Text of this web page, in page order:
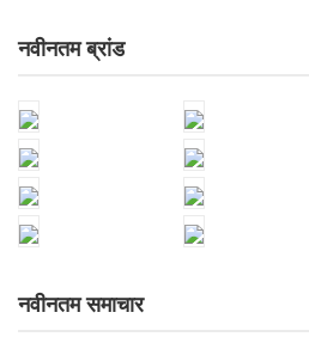
नवीनतम ब्रांड
नवीनतम समाचार